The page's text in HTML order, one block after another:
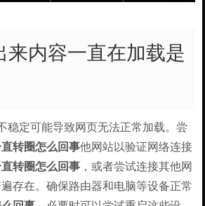
来内容一直在加载是
稳定可能导致网页无法正常加载。尝
转圈怎么回事他网站以验证网络连接
转圈怎么回事 ，或者尝试连接其他网
存在。确保路由器和电脑等设备正常